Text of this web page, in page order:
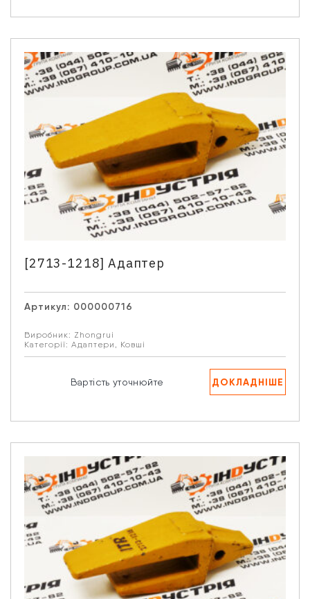
[2713-1218] Адаптер
Артикул: 000000716
Виробник: Zhongrui
Категорії: Адаптери Ковші
Вартість уточнюйте ДОКЛАДНІШЕ
Телефон*
Email
Ваше запитання